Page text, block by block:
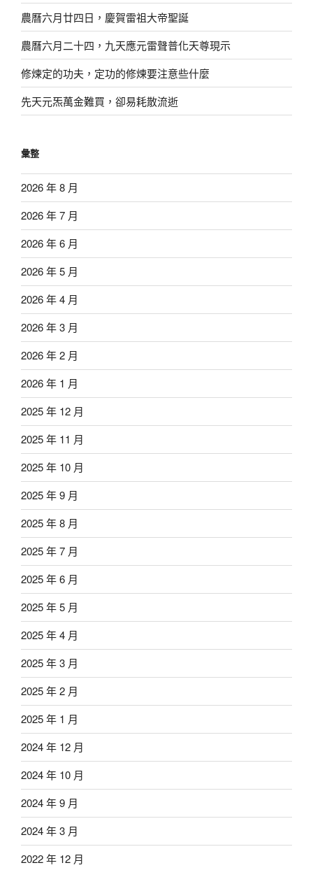
農曆六月廿四日，慶賀雷祖大帝聖誕
農曆六月二十四，九天應元雷聲普化天尊現示
修煉定的功夫，定功的修煉要注意些什麼
先天元炁萬金難買，卻易耗散流逝
彙整
2026 年 8 月
2026 年 7 月
2026 年 6 月
2026 年 5 月
2026 年 4 月
2026 年 3 月
2026 年 2 月
2026 年 1 月
2025 年 12 月
2025 年 11 月
2025 年 10 月
2025 年 9 月
2025 年 8 月
2025 年 7 月
2025 年 6 月
2025 年 5 月
2025 年 4 月
2025 年 3 月
2025 年 2 月
2025 年 1 月
2024 年 12 月
2024 年 10 月
2024 年 9 月
2024 年 3 月
2022 年 12 月